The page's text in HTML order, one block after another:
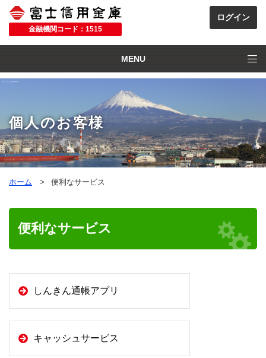
金融機関コード：1515
MENU
個人のお客様
ホーム 便利なサービス
便利なサービス
しんきん通帳アプリ
キャッシュサービス